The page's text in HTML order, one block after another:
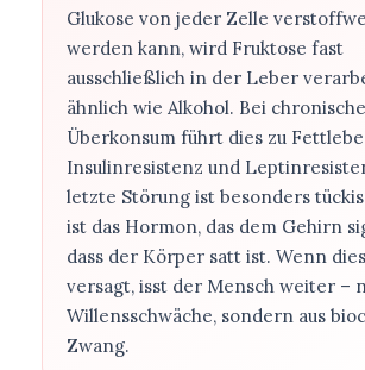
Glukose von jeder Zelle
werden kann, wird Fruktose fast
ausschließlich in der Leber
ähnlich wie Alkohol. Bei
Überkonsum führt dies zu
Insulinresistenz und
letzte Störung ist besonders
ist das Hormon, das dem Gehirn
dass der Körper satt ist. Wenn
versagt, isst der Mensch weiter –
Willensschwäche, sondern aus
Zwang.